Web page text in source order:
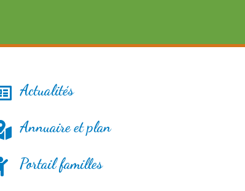
Actualités
Annuaire et plan
Portail familles